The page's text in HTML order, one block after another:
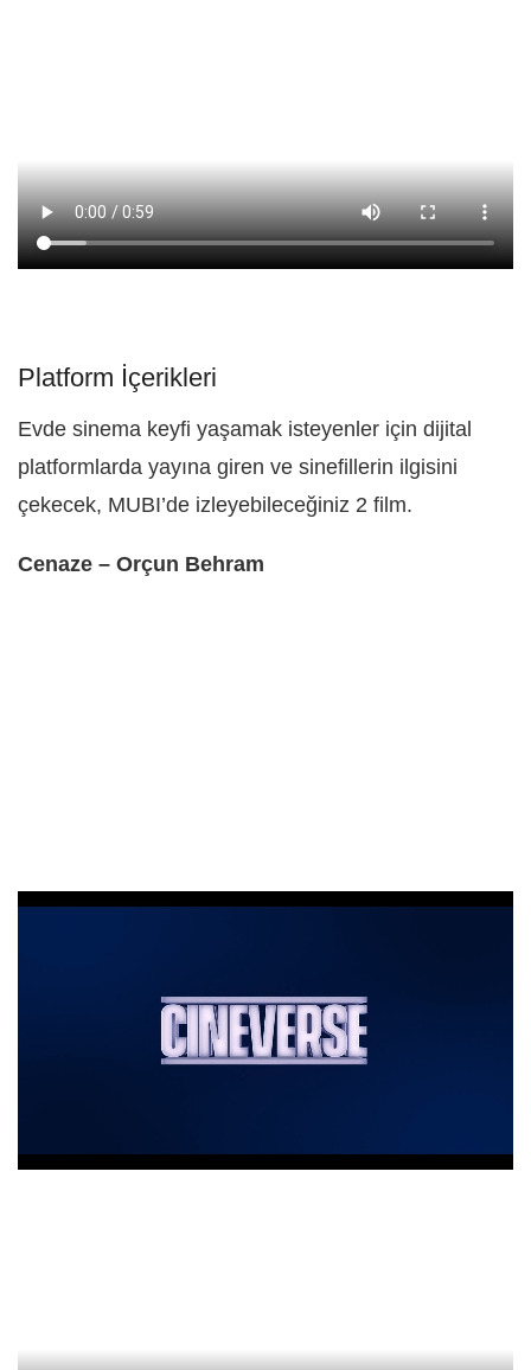
Platform İçerikleri
Evde sinema keyfi yaşamak isteyenler için dijital
platformlarda yayına giren ve sinefillerin ilgisini
çekecek, MUBI’de izleyebileceğiniz 2 film.
Cenaze – Orçun Behram